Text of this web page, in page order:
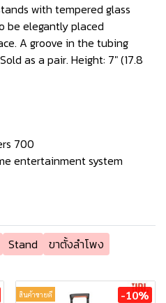
with tempered glass
be elegantly placed
A groove in the tubing
as a pair. Height: 7" (17.8
700
entertainment system
Stand ขาตั้งลำโพง
สินค้าขายดี -10%